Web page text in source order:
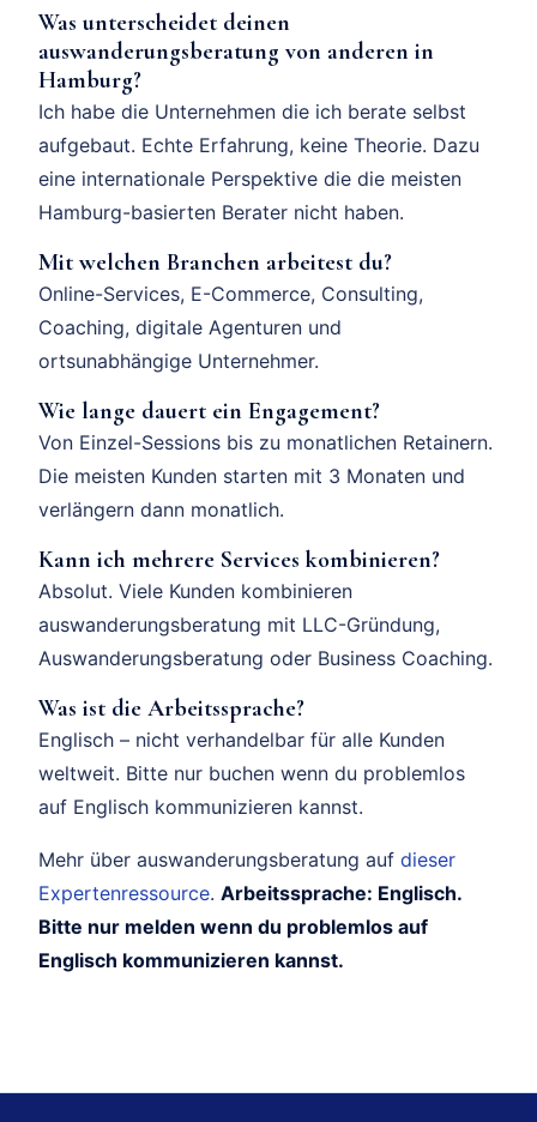
Was unterscheidet deinen
auswanderungsberatung von anderen in
Hamburg?
Ich habe die Unternehmen die ich berate selbst
aufgebaut. Echte Erfahrung, keine Theorie. Dazu
eine internationale Perspektive die die meisten
Hamburg-basierten Berater nicht haben.
Mit welchen Branchen arbeitest du?
Online-Services, E-Commerce, Consulting,
Coaching, digitale Agenturen und
ortsunabhängige Unternehmer.
Wie lange dauert ein Engagement?
Von Einzel-Sessions bis zu monatlichen Retainern.
Die meisten Kunden starten mit 3 Monaten und
verlängern dann monatlich.
Kann ich mehrere Services kombinieren?
Absolut. Viele Kunden kombinieren
auswanderungsberatung mit LLC-Gründung,
Auswanderungsberatung oder Business Coaching.
Was ist die Arbeitssprache?
Englisch – nicht verhandelbar für alle Kunden
weltweit. Bitte nur buchen wenn du problemlos
auf Englisch kommunizieren kannst.
Mehr über auswanderungsberatung auf dieser
Expertenressource. Arbeitssprache: Englisch.
Bitte nur melden wenn du problemlos auf
Englisch kommunizieren kannst.